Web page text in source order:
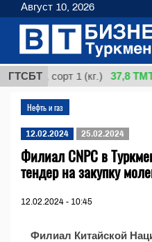
ГТСБТсорт 1 (кг.) 37,8 ТМТ
Нефть и газ
12.02.2024 25.02.2024
Филиал CNPC в
тендер на закупку
12.02.2024 - 10:45
Филиал Китайской
Август 10, 2026